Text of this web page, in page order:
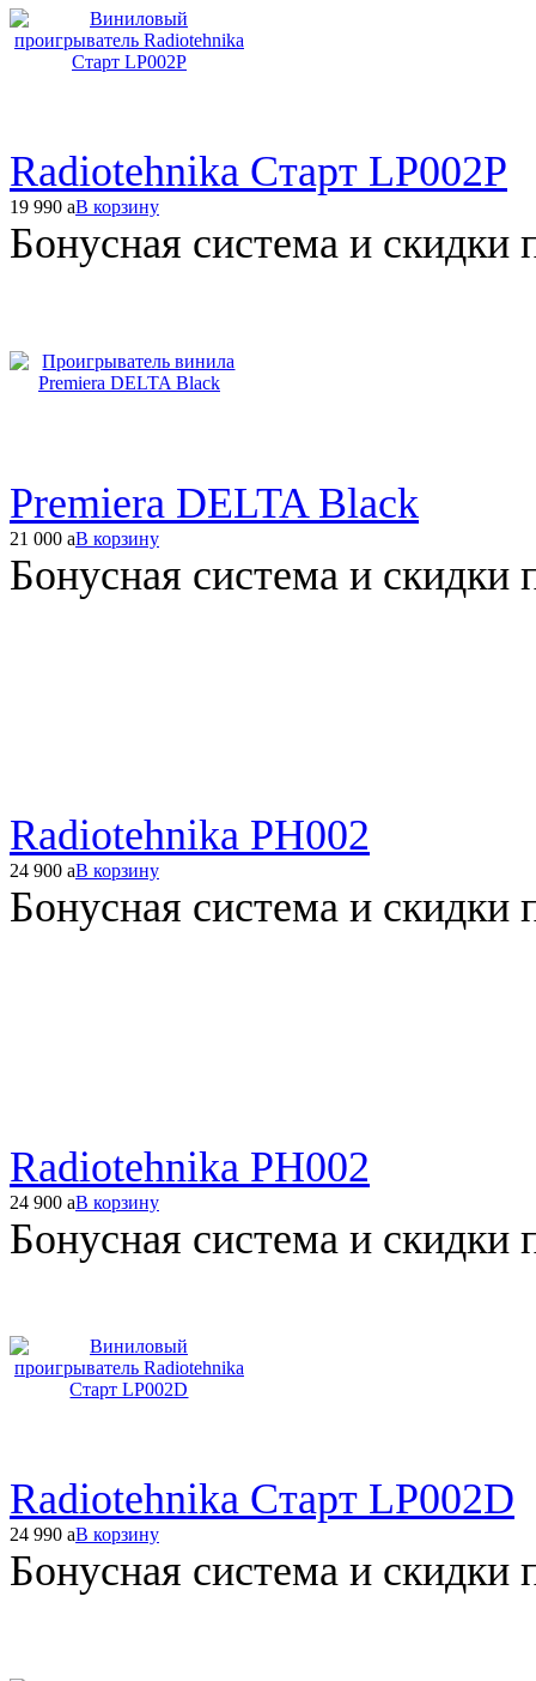
Radiotehnika Старт LP002P
19 990 aВ корзину
Бонусная система и скидки
Premiera DELTA Black
21 000 aВ корзину
Бонусная система и скидки
Radiotehnika PH002
24 900 aВ корзину
Бонусная система и скидки
Radiotehnika PH002
24 900 aВ корзину
Бонусная система и скидки
Radiotehnika Старт LP002D
24 990 aВ корзину
Бонусная система и скидки